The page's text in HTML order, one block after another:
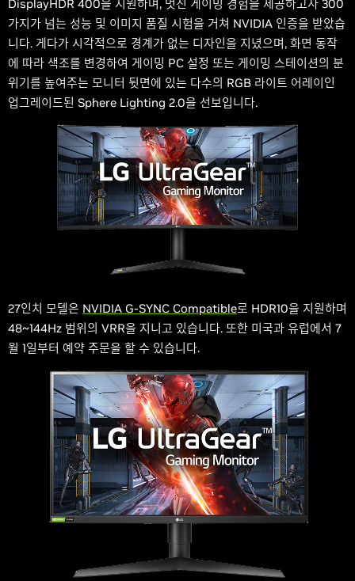
DisplayHDR 400을 지원하며, 멋진 게이밍 경험을 제공하고자 300
가지가 넘는 성능 및 이미지 품질 시험을 거쳐 NVIDIA 인증을 받았습
니다. 게다가 시각적으로 경계가 없는 디자인을 지녔으며, 화면 동작
에 따라 색조를 변경하여 게이밍 PC 설정 또는 게이밍 스테이션의 분
위기를 높여주는 모니터 뒷면에 있는 다수의 RGB 라이트 어레이인
업그레이드된 Sphere Lighting 2.0을 선보입니다.
27인치 모델은 NVIDIA G-SYNC Compatible로 HDR10을 지원하며
48~144Hz 범위의 VRR을 지니고 있습니다. 또한 미국과 유럽에서 7
월 1일부터 예약 주문을 할 수 있습니다.